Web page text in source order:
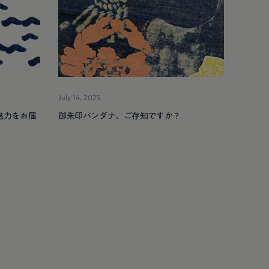
力をお届
July 14, 2025
御朱印バンダナ、ご存知ですか？